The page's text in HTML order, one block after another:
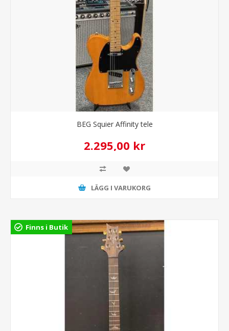
BEG Squier Affinity tele
2.295,00 kr
LÄGG I VARUKORG
Finns i Butik